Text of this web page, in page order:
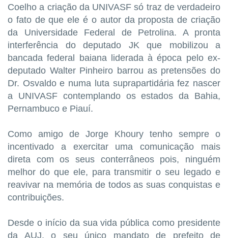
Coelho a criação da UNIVASF só traz de verdadeiro
o fato de que ele é o autor da proposta de criação
da Universidade Federal de Petrolina. A pronta
interferência do deputado JK que mobilizou a
bancada federal baiana liderada à época pelo ex-
deputado Walter Pinheiro barrou as pretensões do
Dr. Osvaldo e numa luta suprapartidária fez nascer
a UNIVASF contemplando os estados da Bahia,
Pernambuco e Piauí.
Como amigo de Jorge Khoury tenho sempre o
incentivado a exercitar uma comunicação mais
direta com os seus conterrâneos pois, ninguém
melhor do que ele, para transmitir o seu legado e
reavivar na memória de todos as suas conquistas e
contribuições.
Desde o início da sua vida pública como presidente
da AUJ, o seu único mandato de prefeito de